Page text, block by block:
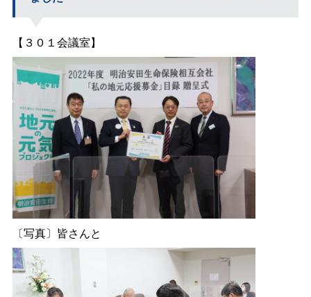
【３０１会議室】
〔写真〕皆さんと